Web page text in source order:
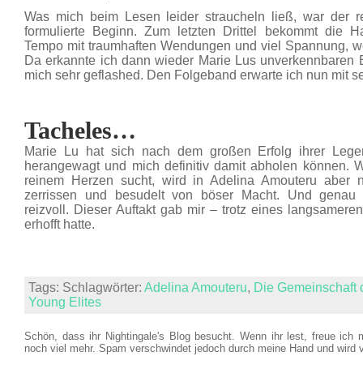
Was mich beim Lesen leider straucheln ließ, war der
formulierte Beginn. Zum letzten Drittel bekommt die
Tempo mit traumhaften Wendungen und viel Spannung,
Da erkannte ich dann wieder Marie Lus unverkennbaren
mich sehr geflashed. Den Folgeband erwarte ich nun mit
Tacheles…
Marie Lu hat sich nach dem großen Erfolg ihrer
herangewagt und mich definitiv damit abholen können.
reinem Herzen sucht, wird in Adelina Amouteru aber
zerrissen und besudelt von böser Macht. Und genau
reizvoll. Dieser Auftakt gab mir – trotz eines
erhofft hatte.
Tags: Schlagwörter: Adelina Amouteru, Die Gemeinschaft
Young Elites
Schön, dass ihr Nightingale's Blog besucht. Wenn ihr lest, freue ich
noch viel mehr. Spam verschwindet jedoch durch meine Hand und wird